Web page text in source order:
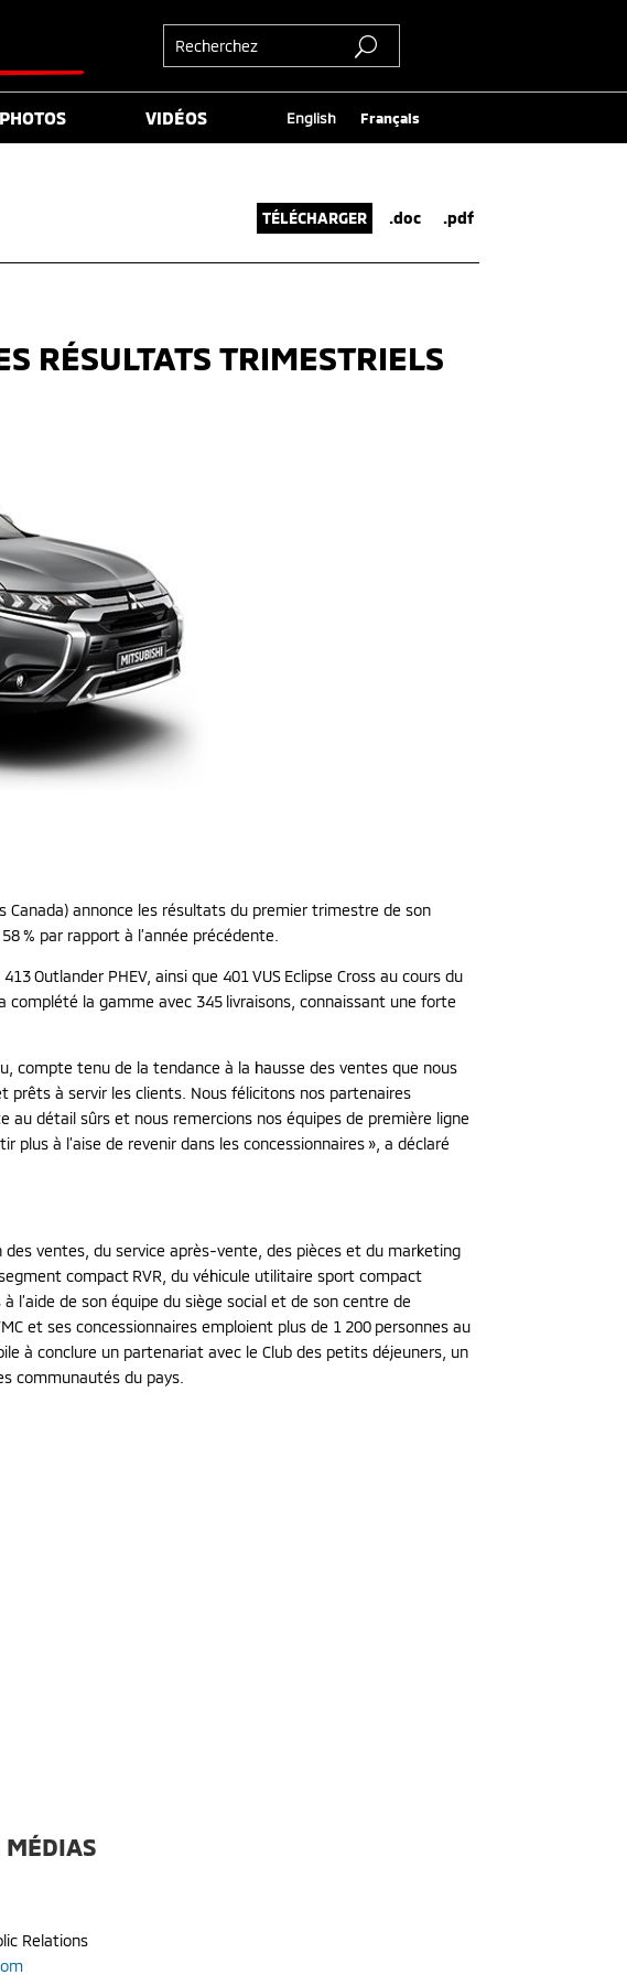
PHOTOS VIDÉOS English Français
TÉLÉCHARGER .doc .pdf
RÉSULTATS TRIMESTRIELS
Canada) annonce les résultats du premier trimestre de son
% par rapport à l’année précédente.
Outlander PHEV, ainsi que 401 VUS Eclipse Cross au cours du
la gamme avec 345 livraisons, connaissant une forte
compte tenu de la tendance à la hausse des ventes que nous
à servir les clients. Nous félicitons nos partenaires
détail sûrs et nous remercions nos équipes de première ligne
à l’aise de revenir dans les concessionnaires », a déclaré
des ventes, du service après-vente, des pièces et du marketing
compact RVR, du véhicule utilitaire sport compact
l’aide de son équipe du siège social et de son centre de
et ses concessionnaires emploient plus de 1 200 personnes au
à conclure un partenariat avec le Club des petits déjeuners, un
communautés du pays.
MÉDIAS
Relations